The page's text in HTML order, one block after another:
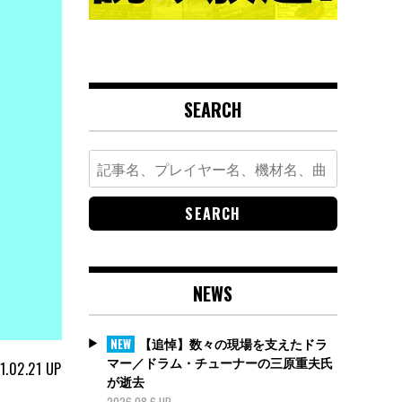
UP
SEARCH
Search
for:
NEWS
NEW
【追悼】数々の現場を支えたドラ
マー／ドラム・チューナーの三原重夫氏
が逝去